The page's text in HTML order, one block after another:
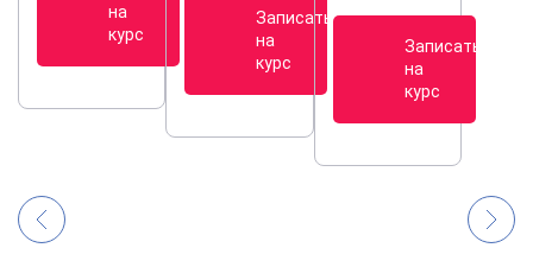
на
курс
Записаться
на
курс
Записаться
на
курс